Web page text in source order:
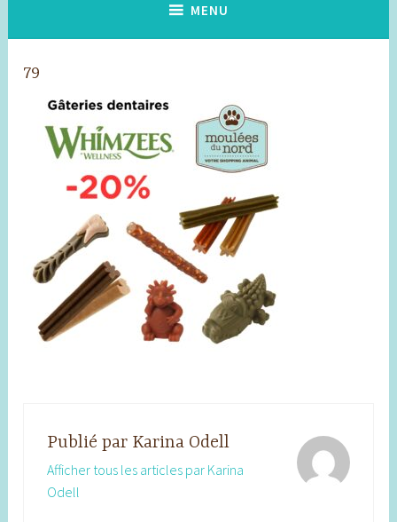
MENU
79
Publié par Karina Odell
Afficher tous les articles par Karina
Odell